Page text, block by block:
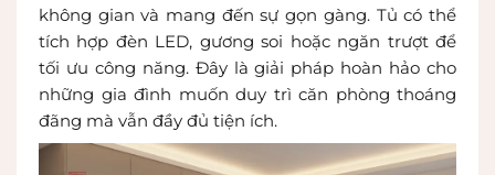
không gian và mang đến sự gọn gàng. Tủ có thể
tích hợp đèn LED, gương soi hoặc ngăn trượt để
tối ưu công năng. Đây là giải pháp hoàn hảo cho
những gia đình muốn duy trì căn phòng thoáng
đãng mà vẫn đầy đủ tiện ích.